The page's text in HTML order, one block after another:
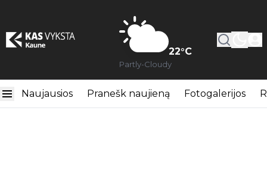
22°C
Partly-Cloudy
Naujausios Pranešk naujieną Fotogalerijos